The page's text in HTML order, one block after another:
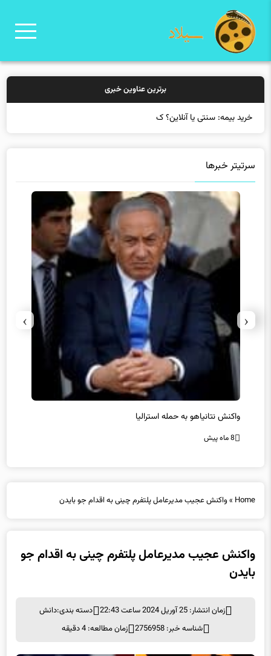
برترین عناوین خبری
خرید بیمه: سنتی یا آنلاین؟ کدامیک تجرب
سرتیتر خبرها
واکنش نتانیاهو به حمله استرالیا
8 ماه پیش
‹
›
Home
» واکنش عجیب مدیرعامل پلتفرم چینی به اقدام جو بایدن
واکنش عجیب مدیرعامل پلتفرم چینی به اقدام جو
بایدن
زمان انتشار: 25 آوریل 2024 ساعت 22:43 دسته بندی:دانش
شناسه خبر: 2756958
زمان مطالعه: 4 دقیقه